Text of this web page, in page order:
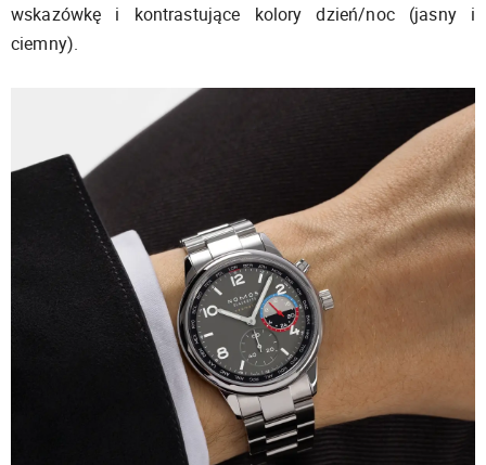
wskazówkę i kontrastujące kolory dzień/noc (jasny i
ciemny).